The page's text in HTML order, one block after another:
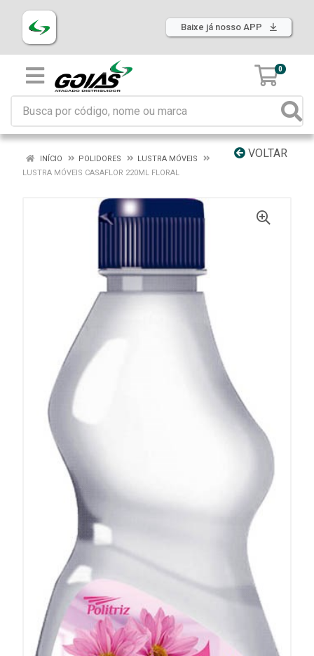
Baixe já nosso APP
0
VOLTAR
INÍCIO POLIDORES
LUSTRA MÓVEIS
LUSTRA MÓVEIS CASAFLOR 220ML FLORAL